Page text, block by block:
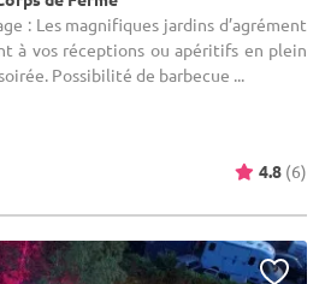
: Les magnifiques jardins d’agrément
à vos réceptions ou apéritifs en plein
Possibilité de barbecue ...
4.8 (6)